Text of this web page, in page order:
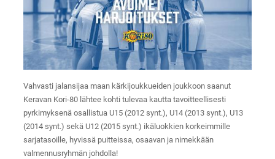
Vahvasti jalansijaa maan kärkijoukkueiden joukkoon saanut
Keravan Kori-80 lähtee kohti tulevaa kautta tavoitteellisesti
pyrkimyksenä osallistua U15 (2012 synt.), U14 (2013 synt.), U13
(2014 synt.) sekä U12 (2015 synt.) ikäluokkien korkeimmille
sarjatasoille, hyvissä puitteissa, osaavan ja nimekkään
valmennusryhmän johdolla!